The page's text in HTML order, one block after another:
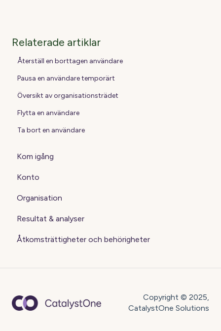
Relaterade artiklar
Återställ en borttagen användare
Pausa en användare temporärt
Översikt av organisationsträdet
Flytta en användare
Ta bort en användare
Kom igång
Konto
Organisation
Resultat & analyser
Åtkomsträttigheter och behörigheter
Copyright © 2025,
CatalystOne Solutions